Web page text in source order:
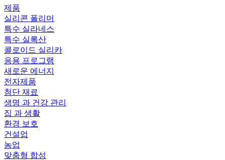
제품
실리콘 폴리머
특수 실라네스
특수 실록산
콜로이드 실리카
응용 프로그램
새로운 에너지
전자제품
첨단 재료
생명 과 건강 관리
집 과 생활
환경 보호
건설업
농업
맞춤형 합성